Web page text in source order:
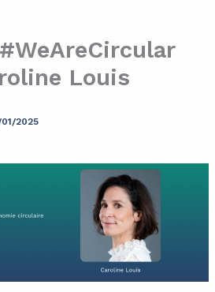
Louis
01/2025